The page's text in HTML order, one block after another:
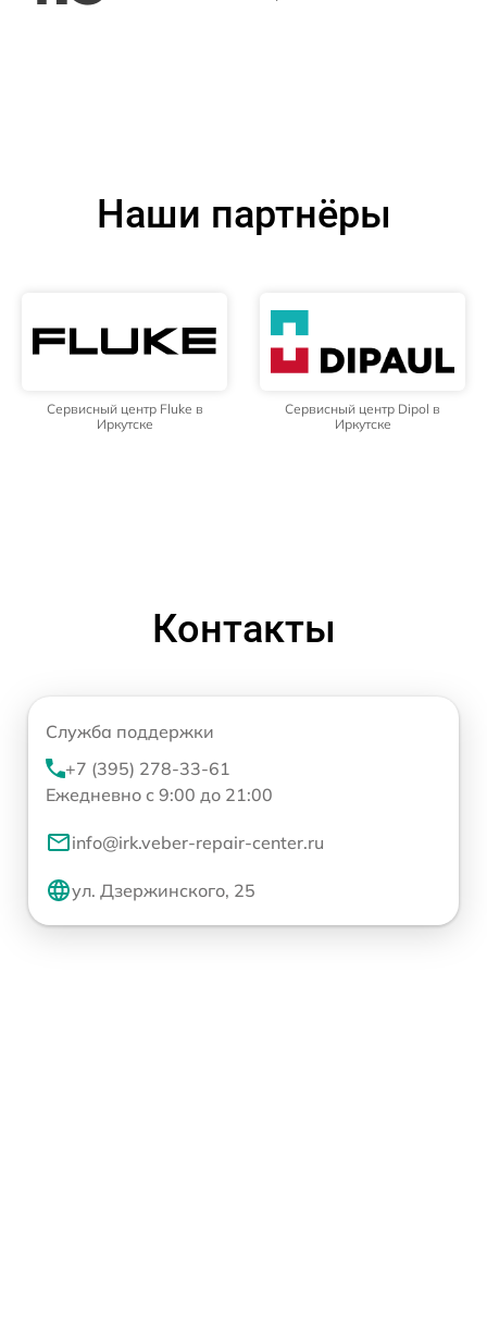
Наши партнёры
Сервисный центр Fluke в
Иркутске
Сервисный центр Dipol в
Иркутске
Контакты
Служба поддержки
+7 (395) 278-33-61
Ежедневно с 9:00 до 21:00
info@irk.veber-repair-center.ru
ул. Дзержинского, 25